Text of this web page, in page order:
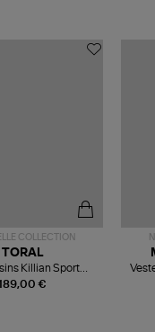
COLLECTION
€
TORAL
Killian Sport
Mousse